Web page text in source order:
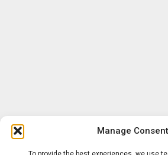
Manage Consent